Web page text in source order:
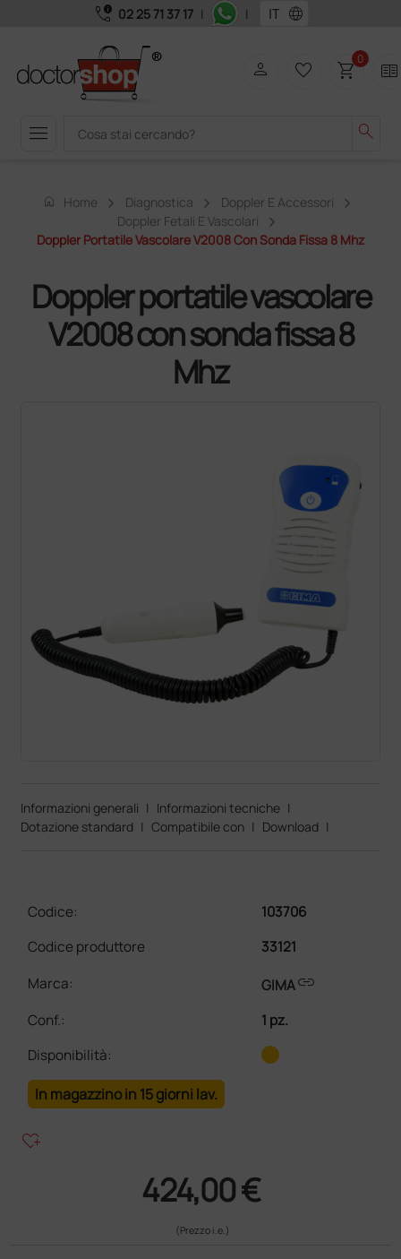
call_quality 02 25 71 37 17 | | language
menu search
person favorite_border shopping_cart0 two_pager
home Home Diagnostica
Doppler E Accessori
Doppler Fetali E Vascolari
Doppler Portatile Vascolare V2008 Con Sonda Fissa 8 Mhz
Doppler portatile vascolare
V2008 con sonda fissa 8
Mhz
Informazioni generali | Informazioni tecniche |
Dotazione standard | Compatibile con | Download |
Codice:
103706
Codice produttore
33121
Marca:
GIMAlink
Conf.:
1 pz.
Disponibilità:
In magazzino in 15 giorni lav.
heart_plus
424,00 €
(Prezzo i.e.)